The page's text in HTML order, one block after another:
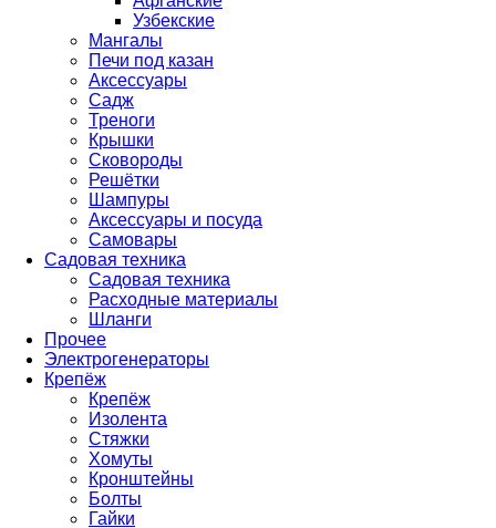
Узбекские
Мангалы
Печи под казан
Аксессуары
Садж
Треноги
Крышки
Сковороды
Решётки
Шампуры
Аксессуары и посуда
Самовары
Садовая техника
Садовая техника
Расходные материалы
Шланги
Прочее
Электрогенераторы
Крепёж
Крепёж
Изолента
Стяжки
Хомуты
Кронштейны
Болты
Гайки